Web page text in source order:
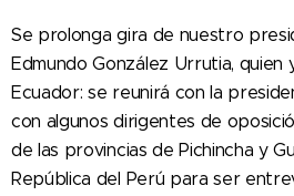
Se prolonga gira de nuestro
Edmundo González Urrutia, quien
Ecuador: se reunirá con la
con algunos dirigentes de
de las provincias de Pichincha y
República del Perú para ser